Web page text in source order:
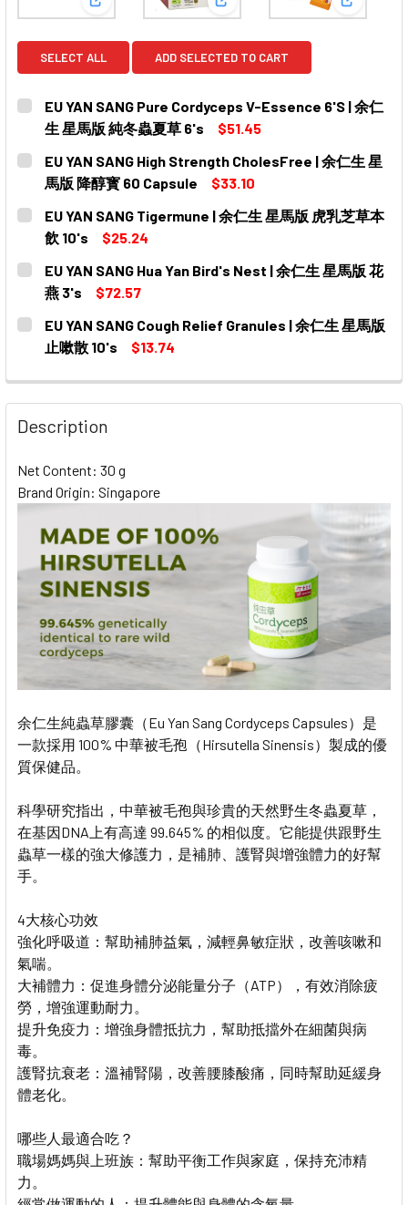
View: EU YAN SANG Pure Cordyceps V-Essence
View: EU YAN SANG High
View: EU
SELECT ALL ADD SELECTED TO CART
EU YAN SANG Pure Cordyceps V-Essence 6'S | 余仁
生 星馬版 純冬蟲夏草 6's
$51.45
CURRENT
STOCK:
QUANTITY:
DECREASE QUANTITY OF EU YAN SANG PURE
INCREASE QUANTITY OF EU YAN SANG PURE
EU YAN SANG High Strength CholesFree | 余仁生 星
馬版 降醇寳 60 Capsule
$33.10
CURRENT
STOCK:
QUANTITY:
DECREASE QUANTITY OF EU YAN SANG HIGH STRENGTH
INCREASE QUANTITY OF EU YAN SANG HIGH
EU YAN SANG Tigermune | 余仁生 星馬版 虎乳芝草本
飲 10's
$25.24
CURRENT
STOCK:
QUANTITY:
DECREASE QUANTITY OF EU YAN SANG TIGERMUNE | 余
INCREASE QUANTITY OF EU YAN SANG
EU YAN SANG Hua Yan Bird's Nest | 余仁生 星馬版 花
燕 3's
$72.57
CURRENT
STOCK:
QUANTITY:
DECREASE QUANTITY OF EU YAN SANG HUA YAN BIRD'S
INCREASE QUANTITY OF EU YAN SANG HUA
EU YAN SANG Cough Relief Granules | 余仁生 星馬版
止嗽散 10's
$13.74
DECREASE QUANTITY OF EU YAN SANG COUGH RELIEF
INCREASE QUANTITY OF EU YAN SANG
Description
Net Content: 30 g
Brand Origin: Singapore
余仁生純蟲草膠囊（Eu Yan Sang Cordyceps Capsules）是
一款採用 100% 中華被毛孢（Hirsutella Sinensis）製成的優
質保健品。
科學研究指出，中華被毛孢與珍貴的天然野生冬蟲夏草，
在基因DNA上有高達 99.645% 的相似度。它能提供跟野生
蟲草一樣的強大修護力，是補肺、護腎與增強體力的好幫
手。
4大核心功效
強化呼吸道：幫助補肺益氣，減輕鼻敏症狀，改善咳嗽和
氣喘。
大補體力：促進身體分泌能量分子（ATP），有效消除疲
勞，增強運動耐力。
提升免疫力：增強身體抵抗力，幫助抵擋外在細菌與病
毒。
護腎抗衰老：溫補腎陽，改善腰膝酸痛，同時幫助延緩身
體老化。
哪些人最適合吃？
職場媽媽與上班族：幫助平衡工作與家庭，保持充沛精
力。